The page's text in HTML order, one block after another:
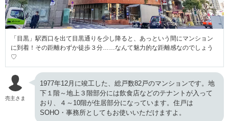
「目黒」駅西口を出て目黒通りを少し降ると、あっという間にマンション
に到着！その距離わずか徒歩３分……なんて魅力的な距離感なのでしょう
♡
売主さま
1977年12月に竣工した、総戸数82戸のマンションです。地
下１階～地上３階部分には飲食店などのテナントが入って
おり、４～10階が住居部分になっています。住戸は
SOHO・事務所としてもお使いいただけますよ。